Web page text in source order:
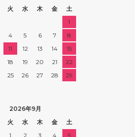
火 水 木 金
土
1
4 5 6 7
8
11 12 13 14
15
18 19 20 21
22
25 26 27 28
29
2026年9月
火 水 木 金
土
1
2 3 4
5